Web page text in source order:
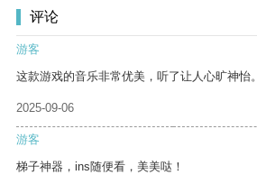
评论
游客
这款游戏的音乐非常优美，听了让人心旷神怡。
2025-09-06
游客
梯子神器，ins随便看，美美哒！